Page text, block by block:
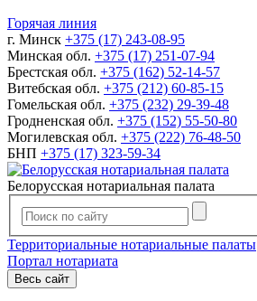
Горячая линия
г. Минск +375 (17) 243-08-95
Минская обл. +375 (17) 251-07-94
Брестская обл. +375 (162) 52-14-57
Витебская обл. +375 (212) 60-85-15
Гомельская обл. +375 (232) 29-39-48
Гродненская обл. +375 (152) 55-50-80
Могилевская обл. +375 (222) 76-48-50
БНП +375 (17) 323-59-34
Белорусская нотариальная палата
Территориальные нотариальные палаты
Портал нотариата
Весь сайт